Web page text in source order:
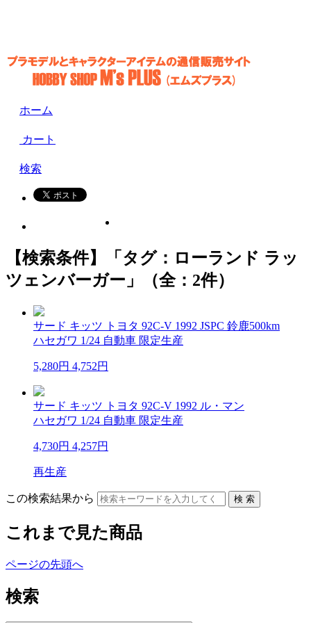
ホーム
カート
検索
【検索条件】「タグ：ローランド ラッ
ツェンバーガー」（全：2件）
サード キッツ トヨタ 92C-V 1992 JSPC 鈴鹿500km
ハセガワ 1/24 自動車 限定生産
5,280円 4,752円
サード キッツ トヨタ 92C-V 1992 ル・マン
ハセガワ 1/24 自動車 限定生産
4,730円 4,257円
再生産
この検索結果から
これまで見た商品
ページの先頭へ
検索